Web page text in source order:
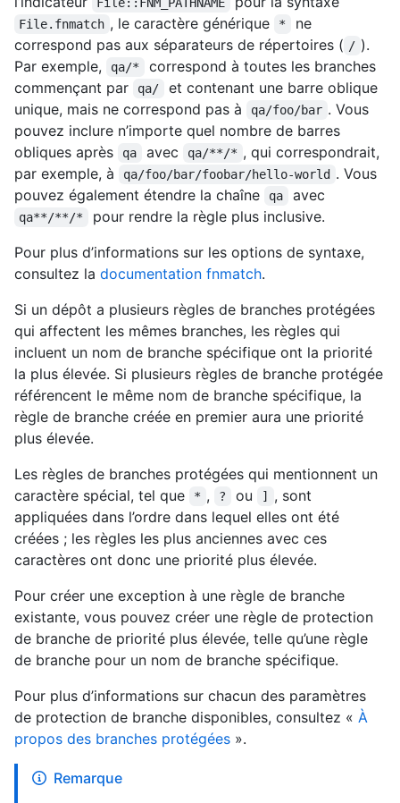
File.fnmatch , le caractère générique *
ne
correspond pas aux séparateurs de répertoires ( / ).
Par exemple,
qa/*
correspond à toutes les branches
commençant par
qa/
et contenant une barre oblique
unique, mais ne correspond pas à
qa/foo/bar . Vous
pouvez inclure n’importe quel nombre de barres
obliques après
qa avec qa/**/* , qui correspondrait,
par exemple, à
qa/foo/bar/foobar/hello-world . Vous
pouvez également étendre la chaîne
qa avec
qa**/**/*
pour rendre la règle plus inclusive.
Pour plus d’informations sur les options de syntaxe,
consultez la documentation fnmatch.
Si un dépôt a plusieurs règles de branches protégées
qui affectent les mêmes branches, les règles qui
incluent un nom de branche spécifique ont la priorité
la plus élevée. Si plusieurs règles de branche protégée
référencent le même nom de branche spécifique, la
règle de branche créée en premier aura une priorité
plus élevée.
Les règles de branches protégées qui mentionnent un
caractère spécial, tel que
* , ? ou ]
, sont
appliquées dans l’ordre dans lequel elles ont été
créées ; les règles les plus anciennes avec ces
caractères ont donc une priorité plus élevée.
Pour créer une exception à une règle de branche
existante, vous pouvez créer une règle de protection
de branche de priorité plus élevée, telle qu’une règle
de branche pour un nom de branche spécifique.
Pour plus d’informations sur chacun des paramètres
de protection de branche disponibles, consultez « À
propos des branches protégées ».
Remarque